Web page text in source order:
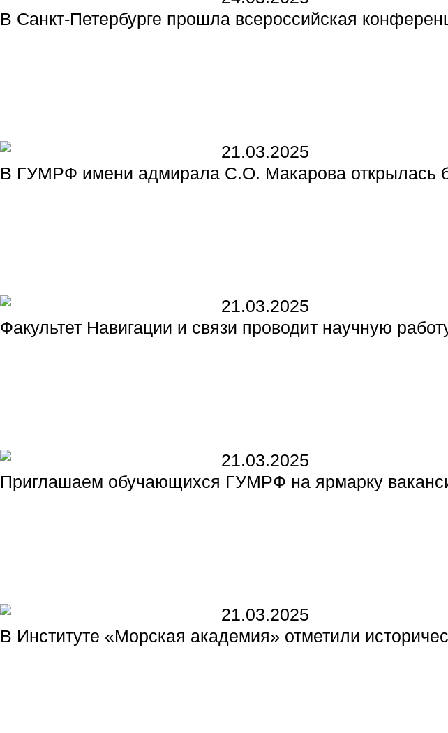
В Санкт-Петербурге прошла всероссийская
21.03.2025
В ГУМРФ имени адмирала С.О. Макарова открылась
21.03.2025
Факультет Навигации и связи проводит научную
21.03.2025
Приглашаем обучающихся ГУМРФ на ярмарку
21.03.2025
В Институте «Морская академия» отметили